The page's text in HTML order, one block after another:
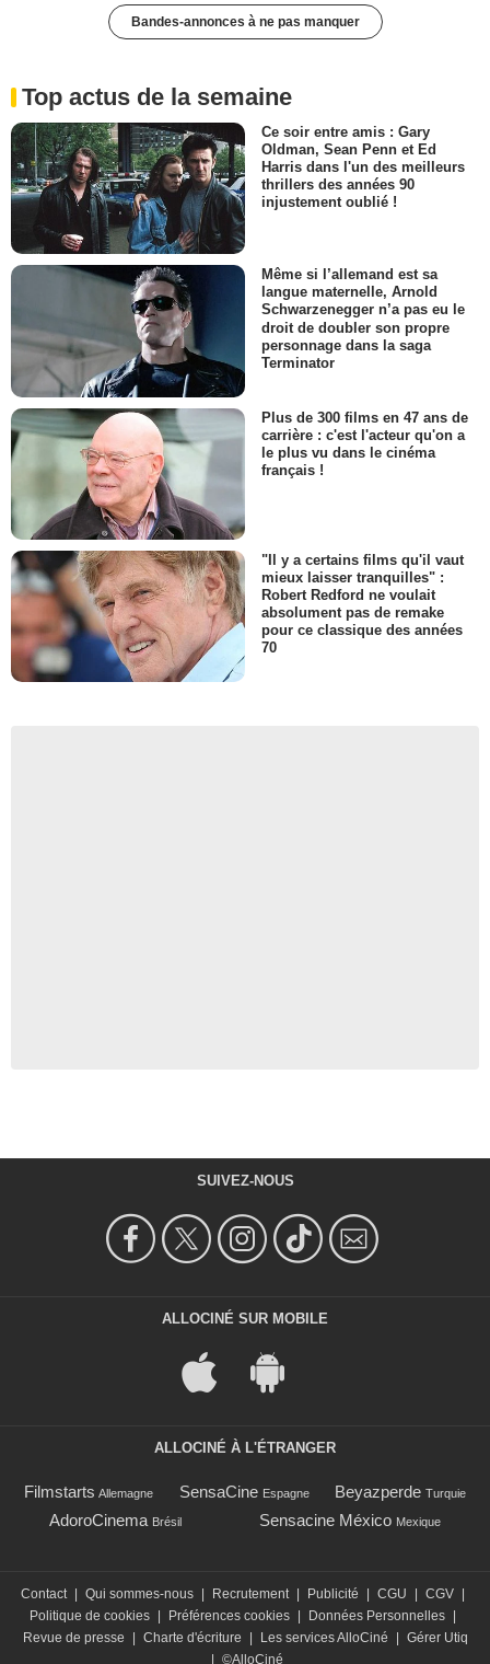
Bandes-annonces à ne pas manquer
Top actus de la semaine
Ce soir entre amis : Gary
Oldman, Sean Penn et Ed
Harris dans l'un des meilleurs
thrillers des années 90
injustement oublié !
Même si l’allemand est sa
langue maternelle, Arnold
Schwarzenegger n’a pas eu le
droit de doubler son propre
personnage dans la saga
Terminator
Plus de 300 films en 47 ans de
carrière : c'est l'acteur qu'on a
le plus vu dans le cinéma
français !
"Il y a certains films qu'il vaut
mieux laisser tranquilles" :
Robert Redford ne voulait
absolument pas de remake
pour ce classique des années
70
SUIVEZ-NOUS
ALLOCINÉ SUR MOBILE
ALLOCINÉ À L'ÉTRANGER
Filmstarts Allemagne SensaCine Espagne Beyazperde Turquie
AdoroCinema Brésil Sensacine México Mexique
Contact Qui sommes-nous Recrutement Publicité CGU CGV
Politique de cookies
Préférences cookies Données Personnelles
Revue de presse
Charte d'écriture Les services AlloCiné
Gérer Utiq
©AlloCiné